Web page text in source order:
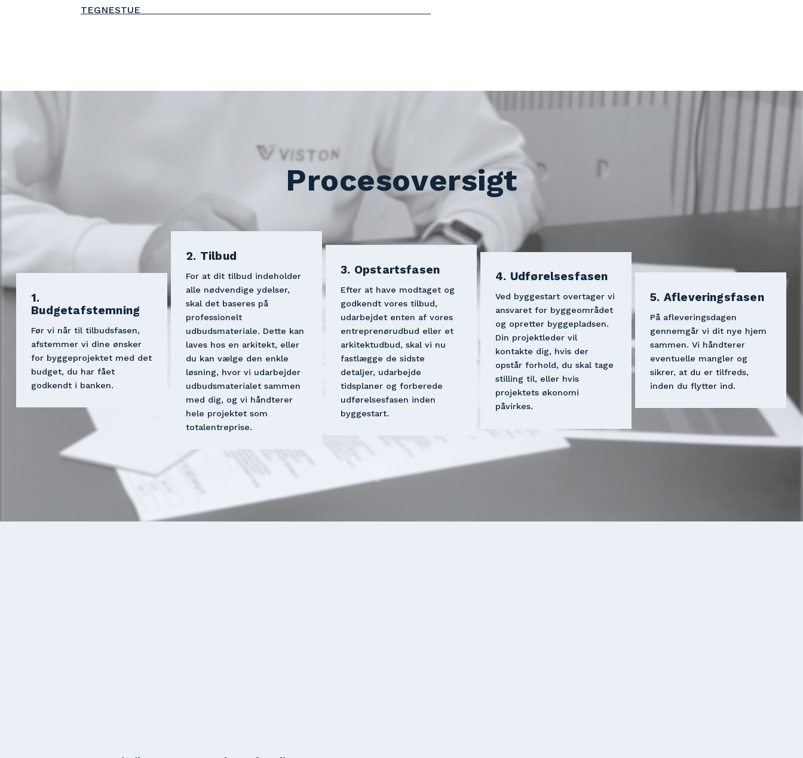
TEGNESTUE
Procesoversigt
1.
Budgetafstemning
Før vi når til tilbudsfasen,
afstemmer vi dine ønsker
for byggeprojektet med det
budget, du har fået
godkendt i banken.
2. Tilbud
For at dit tilbud indeholder
alle nødvendige ydelser,
skal det baseres på
professionelt
udbudsmateriale. Dette kan
laves hos en arkitekt, eller
du kan vælge den enkle
løsning, hvor vi udarbejder
udbudsmaterialet sammen
med dig, og vi håndterer
hele projektet som
totalentreprise.
3. Opstartsfasen
Efter at have modtaget og
godkendt vores tilbud,
udarbejdet enten af vores
entreprenørudbud eller et
arkitektudbud, skal vi nu
fastlægge de sidste
detaljer, udarbejde
tidsplaner og forberede
udførelsesfasen inden
byggestart.
4. Udførelsesfasen
Ved byggestart overtager vi
ansvaret for byggeområdet
og opretter byggepladsen.
Din projektleder vil
kontakte dig, hvis der
opstår forhold, du skal tage
stilling til, eller hvis
projektets økonomi
påvirkes.
5. Afleveringsfasen
På afleveringsdagen
gennemgår vi dit nye hjem
sammen. Vi håndterer
eventuelle mangler og
sikrer, at du er tilfreds,
inden du flytter ind.